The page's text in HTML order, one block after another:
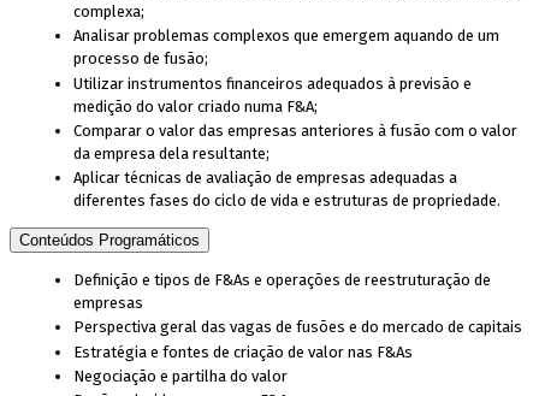
complexa;
Analisar problemas complexos que emergem aquando de um
processo de fusão;
Utilizar instrumentos financeiros adequados à previsão e
medição do valor criado numa F&A;
Comparar o valor das empresas anteriores à fusão com o valor
da empresa dela resultante;
Aplicar técnicas de avaliação de empresas adequadas a
diferentes fases do ciclo de vida e estruturas de propriedade.
Conteúdos Programáticos
Definição e tipos de F&As e operações de reestruturação de
empresas
Perspectiva geral das vagas de fusões e do mercado de capitais
Estratégia e fontes de criação de valor nas F&As
Negociação e partilha do valor